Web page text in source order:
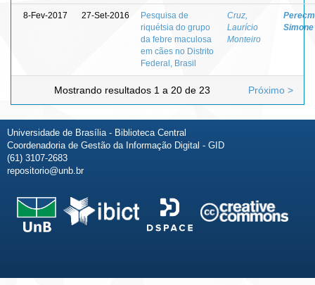
8-Fev-2017 27-Set-2016
Pesquisa de
riquétsia do grupo
da febre maculosa
em cães no Distrito
Federal, Brasil
Cruz,
Laurício
Monteiro
Simone
Mostrando resultados 1 a 20 de 23 Próximo >
Universidade de Brasília - Biblioteca Central
Coordenadoria de Gestão da Informação Digital - GID
(61) 3107-2683
repositorio@unb.br